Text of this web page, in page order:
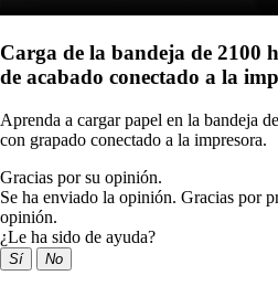
Carga de la bandeja de 2100
de acabado conectado a la
Aprenda a cargar papel en la bandeja
con grapado conectado a la impresora.
Gracias por su opinión.
Se ha enviado la opinión. Gracias por
opinión.
¿Le ha sido de ayuda?
Sí No